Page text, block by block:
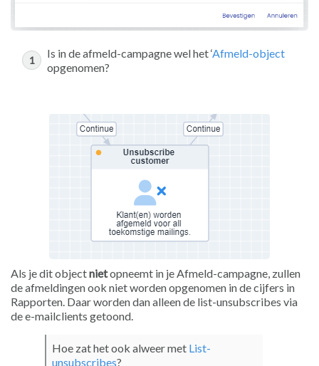
Is in de afmeld-campagne wel het ‘Afmeld-object
opgenomen?
Als je dit objectnietopneemt in je Afmeld-campagne, zullen
de afmeldingen ook niet worden opgenomen in de cijfers in
Rapporten. Daar worden dan alleen de list-unsubscribes via
de e-mailclients getoond.
Hoe zat het ook alweer met List-
unsubscribes?